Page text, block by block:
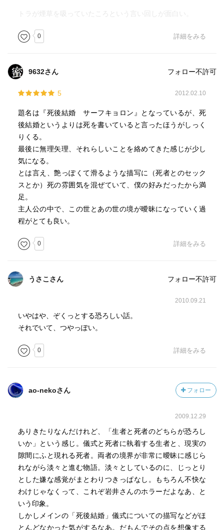
トラが煙草を吸っていたころという言い回しが面白い。
0 詳細をみる
9632さん フォロー不許可
5 2012.02.10
題名は『死後結婚 サーフキョロン』となっているが、死
後結婚というよりは死を書いていると言ったほうがしっく
りくる。
最後に無理矢理、それらしいことを絡めてきた感じが少し
気になる。
とは言え、艶っぽくて滑るような描写に（死者とのセック
スとか）死の雰囲気を混ぜていて、僕の好みだったから満
足。
主人公の中で、この世とあの世の境が曖昧になっていく過
程がとても良い。
0 詳細をみる
うさこさん フォロー不許可
2010.09.21
いやはや、ぞくっとする恐ろしい話。
それでいて、つやっぽい。
0 詳細をみる
ao-nekoさん フォロー
2009.12.29
ありきたりなんだけれど、「生者と死者のどちらが恐ろし
いか」という感じ。儀式と死者に執着する生者と、現実の
隙間にふと現れる死者。両者の境界が非常に曖昧に感じら
れながら淡々と進む物語。淡々としているのに、じっとり
とした嫌な感覚がまとわりつきっぱなし。もちろん不快な
わけじゃなくって、これぞ岩井さんのホラーだよなあ、と
いう印象。
しかしメインの「死後結婚」儀式についての描写などがほ
とんどなかった気がするなあ。だもんでその点を想像する